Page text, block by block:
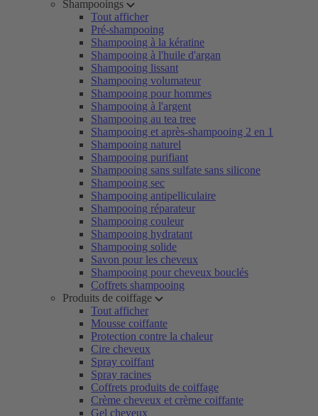
Shampooings
Tout afficher
Pré-shampooing
Shampooing à la kératine
Shampooing à l'huile d'argan
Shampooing lissant
Shampooing volumateur
Shampooing pour hommes
Shampooing à l'argent
Shampooing au tea tree
Shampooing et après-shampooing 2 en 1
Shampooing naturel
Shampooing purifiant
Shampooing sans sulfate sans silicone
Shampooing sec
Shampooing antipelliculaire
Shampooing réparateur
Shampooing couleur
Shampooing hydratant
Shampooing solide
Savon pour les cheveux
Shampooing pour cheveux bouclés
Coffrets shampooing
Produits de coiffage
Tout afficher
Mousse coiffante
Protection contre la chaleur
Cire cheveux
Spray coiffant
Spray racines
Coffrets produits de coiffage
Crème cheveux et crème coiffante
Gel cheveux